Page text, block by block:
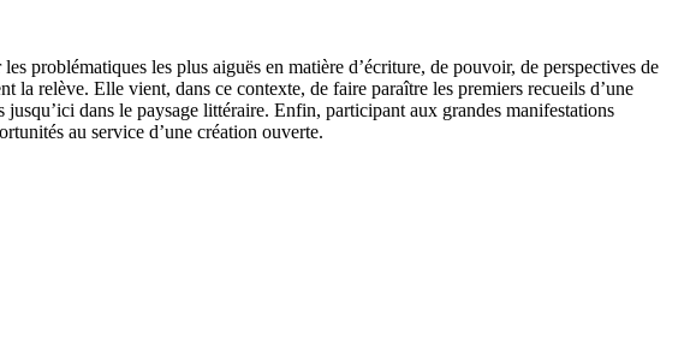
problématiques les plus aiguës en matière d’écriture, de pouvoir, de perspectives de
la relève. Elle vient, dans ce contexte, de faire paraître les premiers recueils d’une
dans le paysage littéraire. Enfin, participant aux grandes manifestations
au service d’une création ouverte.